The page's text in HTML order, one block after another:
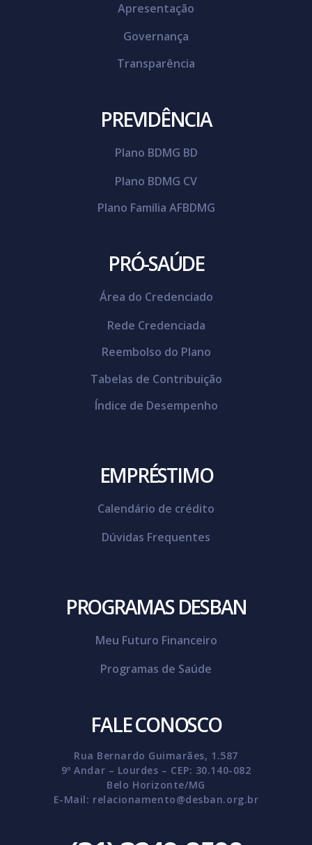
Apresentação
Governança
Transparência
PREVIDÊNCIA
Plano BDMG BD
Plano BDMG CV
Plano Família AFBDMG
PRÓ-SAÚDE
Área do Credenciado
Rede Credenciada
Reembolso do Plano
Tabelas de Contribuição
Índice de Desempenho
EMPRÉSTIMO
Calendário de crédito
Dúvidas Frequentes
PROGRAMAS DESBAN
Meu Futuro Financeiro
Programas de Saúde
FALE CONOSCO
Rua Bernardo Guimarães, 1.587
9º Andar – Lourdes – CEP: 30.140-082
Belo Horizonte/MG
E-Mail: relacionamento@desban.org.br